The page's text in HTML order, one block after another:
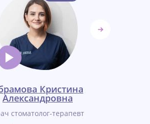
Кристина
Александровна
стоматолог-терапевт